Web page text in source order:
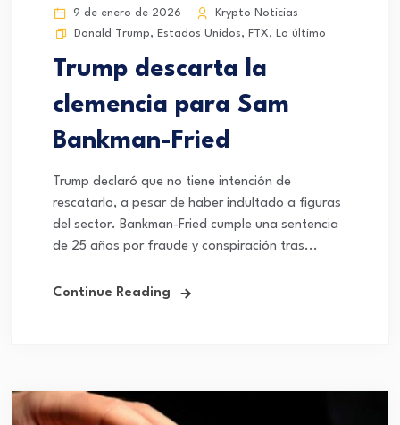
9 de enero de 2026
Krypto Noticias
Donald Trump, Estados Unidos, FTX, Lo último
Trump descarta la
clemencia para Sam
Bankman-Fried
Trump declaró que no tiene intención de
rescatarlo, a pesar de haber indultado a figuras
del sector. Bankman-Fried cumple una sentencia
de 25 años por fraude y conspiración tras...
Continue Reading